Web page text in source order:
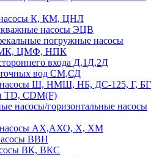
К, КМ, ЦНЛ
насосы ЭЦВ
погружные насосы
ЦМФ, НПК
входа Д,1Д,2Д
вод СМ,СД
насосы Ш, НМШ, НБ, ДС-125, Г, БГ
TD, CDM(F)
насосы/горизонтальные насосы
насосы АХ,АХО, Х, ХМ
ВВН
ВК, ВКС